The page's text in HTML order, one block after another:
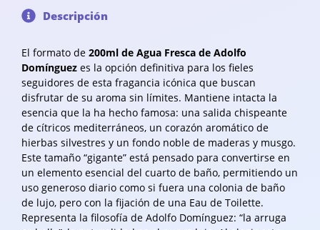
Descripción
El formato de 200ml de Agua Fresca de Adolfo
Domínguez es la opción definitiva para los fieles
seguidores de esta fragancia icónica que buscan
disfrutar de su aroma sin límites. Mantiene intacta la
esencia que la ha hecho famosa: una salida chispeante
de cítricos mediterráneos, un corazón aromático de
hierbas silvestres y un fondo noble de maderas y musgo.
Este tamaño “gigante” está pensado para convertirse en
un elemento esencial del cuarto de baño, permitiendo un
uso generoso diario como si fuera una colonia de baño
de lujo, pero con la fijación de una Eau de Toilette.
Representa la filosofía de Adolfo Domínguez: “la arruga